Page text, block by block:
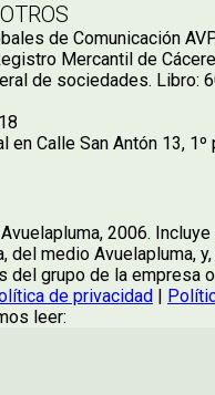
de Comunicación
Mercantil de
de sociedades. Libro:
en Calle San Antón 13, 1º
2006.
del medio Avuelapluma,
del grupo de la empresa
de privacidad
leer: